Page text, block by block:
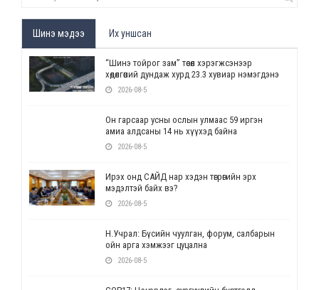
Шинэ мэдээ Их уншсан
“Шинэ тойрог зам” төсөл хэрэгжсэнээр
хөдөлгөөний дундаж хурд 23.3 хувиар нэмэгдэнэ
2026-08-5
Он гарсаар усны ослын улмаас 59 иргэн
амиа алдсаны 14 нь хүүхэд байна
2026-08-5
Ирэх онд САЙД нар хэдэн төгрөгийн эрх
мэдэлтэй байх вэ?
2026-08-5
Н.Учрал: Бүсийн чуулган, форум, салбарын
ойн арга хэмжээг цуцална
2026-08-5